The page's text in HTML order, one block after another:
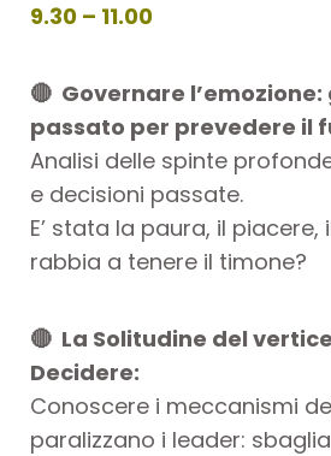
9.30 – 11.00
🔴 Governare
passato per prevedere il
Analisi delle spinte
e decisioni passate.
E’ stata la paura, il piacere,
rabbia a tenere il timone?
🔴 La Solitudine del
Decidere:
Conoscere i meccanismi
paralizzano i leader: